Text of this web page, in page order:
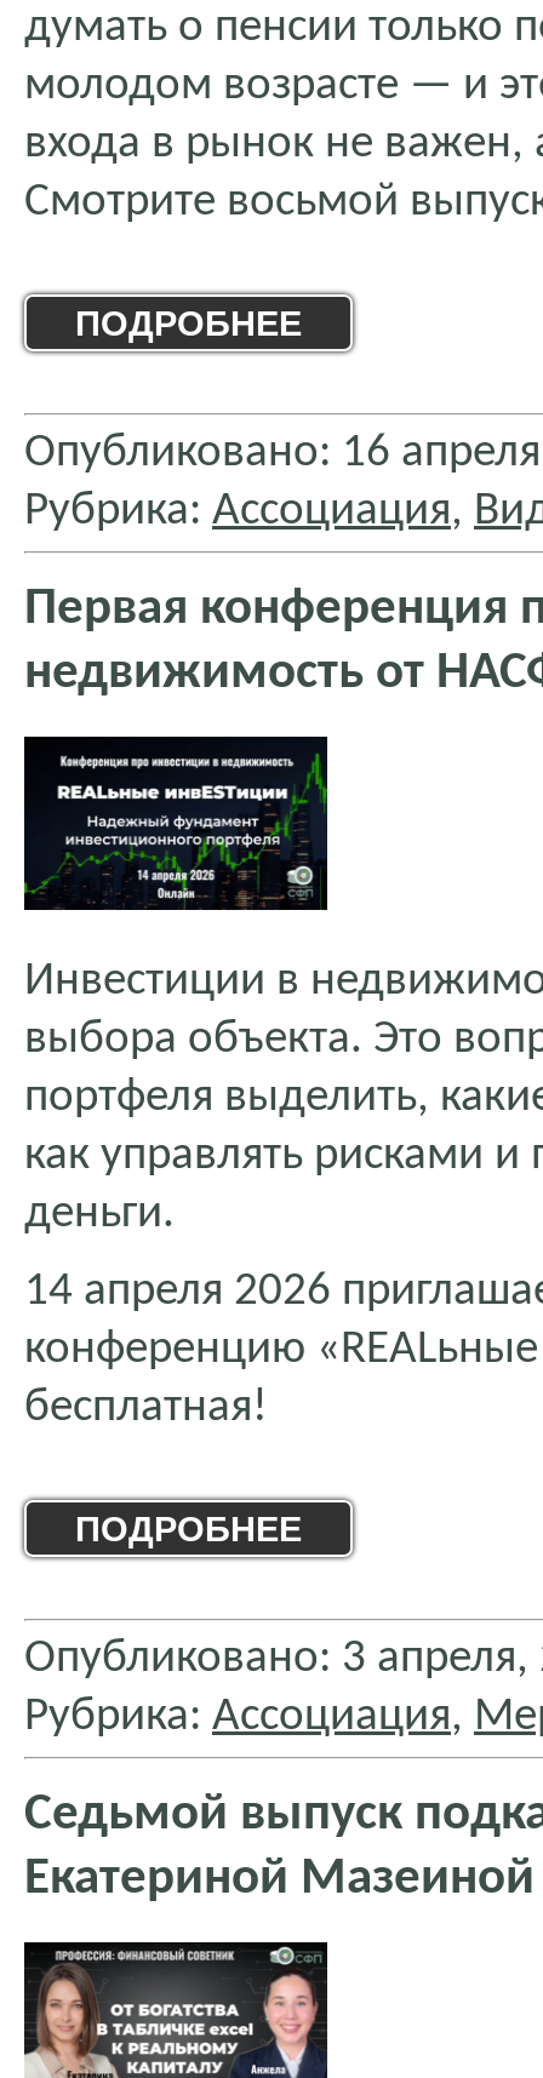
думать о пенсии только
молодом возрасте — и
входа в рынок не важен,
Смотрите восьмой
ПОДРОБНЕЕ
Опубликовано: 16
Рубрика: Ассоциация,
Первая конференция
недвижимость от
Инвестиции в
выбора объекта. Это
портфеля выделить,
как управлять рисками
деньги.
14 апреля 2026
конференцию
бесплатная!
ПОДРОБНЕЕ
Опубликовано: 3 апреля,
Рубрика: Ассоциация,
Седьмой выпуск
Екатериной Мазеиной